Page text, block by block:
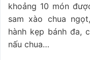
khoảng 10 món
sam xào chua
hành kẹp bánh đa,
nấu chua…